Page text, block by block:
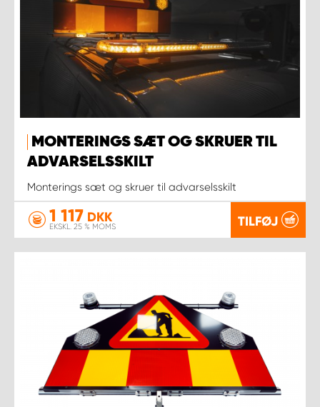
MONTERINGS SÆT OG SKRUER TIL
ADVARSELSSKILT
Monterings sæt og skruer til advarselsskilt
1 117 DKK
EKSKL. 25 % MOMS TILFØJ